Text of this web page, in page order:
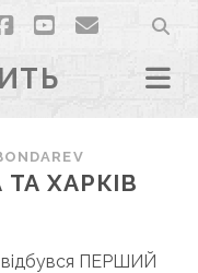
facebook
youtubeemail
ХАРКІВ
відбувся ПЕРШИЙ